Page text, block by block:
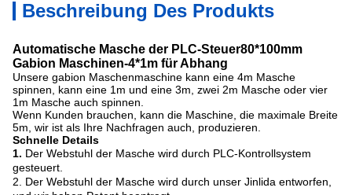
Beschreibung Des Produkts
Automatische Masche der PLC-Steuer80*100mm
Gabion Maschinen-4*1m für Abhang
Unsere gabion Maschenmaschine kann eine 4m Masche
spinnen, kann eine 1m und eine 3m, zwei 2m Masche oder vier
1m Masche auch spinnen.
Wenn Kunden brauchen, kann die Maschine, die maximale Breite
5m, wir ist als Ihre Nachfragen auch, produzieren.
Schnelle Details
1. Der Webstuhl der Masche wird durch PLC-Kontrollsystem
gesteuert.
2. Der Webstuhl der Masche wird durch unser Jinlida entworfen,